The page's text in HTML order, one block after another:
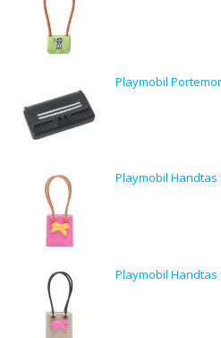
Playmobil
Playmobil Handtas
Playmobil Handtas